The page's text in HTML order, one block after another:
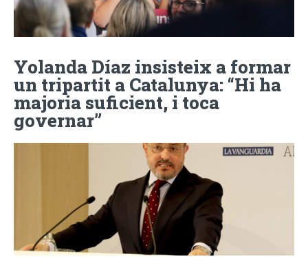
Yolanda Díaz insisteix a formar
un tripartit a Catalunya: “Hi ha
majoria suficient, i toca
governar”